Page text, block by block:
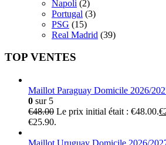
Napoli (2)
Portugal (3)
PSG (15)
Real Madrid (39)
TOP VENTES
Maillot Paraguay Domicile 2026/
0 sur 5
€48.00 Le prix initial était : €48.00.€
€25.90.